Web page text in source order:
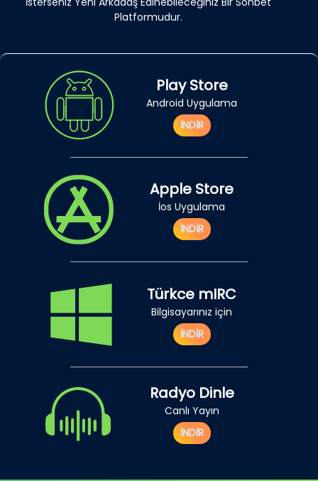
Platformudur.
Play Store
Android Uygulama
İNDİR
Apple Store
İos Uygulama
İNDİR
Türkce mIRC
Bilgisayarınız için
İNDİR
Radyo Dinle
Canlı Yayın
İNDİR